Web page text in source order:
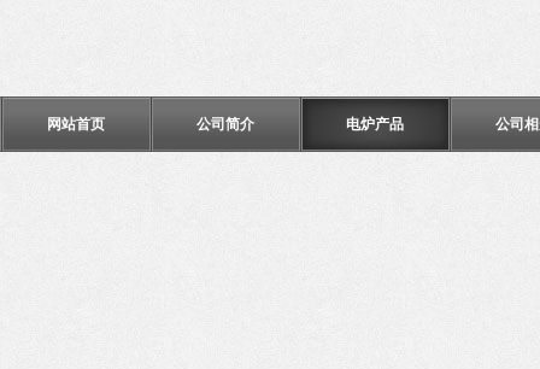
网站首页 公司简介 电炉产品 公司